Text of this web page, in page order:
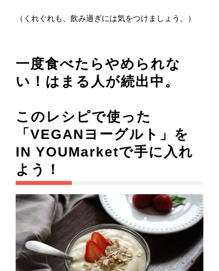
（くれぐれも、飲み過ぎには気をつけましょう。）
一度食べたらやめられな
い！はまる人が続出中。
このレシピで使った
「VEGANヨーグルト」を
IN YOUMarketで手に入れ
よう！